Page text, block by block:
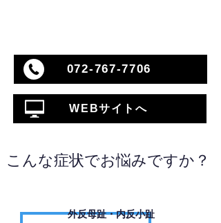
072-767-7706
WEBサイトへ
こんな症状でお悩みですか？
外反母趾・内反小趾